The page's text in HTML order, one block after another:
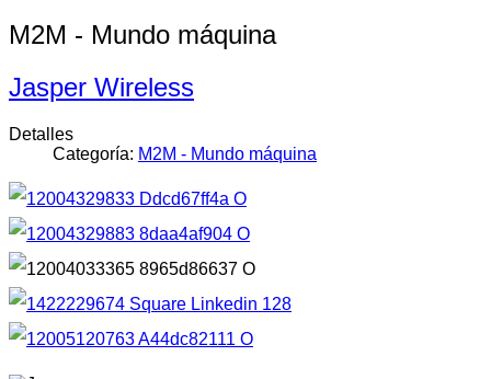
M2M - Mundo máquina
Jasper Wireless
Detalles
Categoría: M2M - Mundo máquina